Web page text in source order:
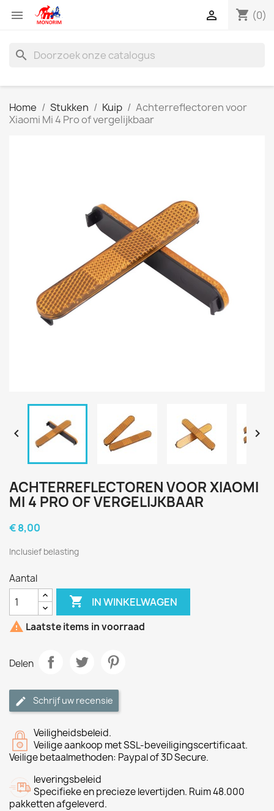
 shopping_cart (0)

search
Home Stukken Kuip
Achterreflectoren voor
Xiaomi Mi 4 Pro of vergelijkbaar
 
ACHTERREFLECTOREN VOOR XIAOMI
MI 4 PRO OF VERGELIJKBAAR
€ 8,00
Inclusief belasting
Aantal
 IN WINKELWAGEN
 Laatste items in voorraad
Delen
Schrijf uw recensie
Veiligheidsbeleid.
Veilige aankoop met SSL-beveiligingscertificaat.
Veilige betaalmethoden: Paypal of 3D Secure.
leveringsbeleid
Specifieke en precieze levertijden. Ruim 48.000
pakketten afgeleverd.